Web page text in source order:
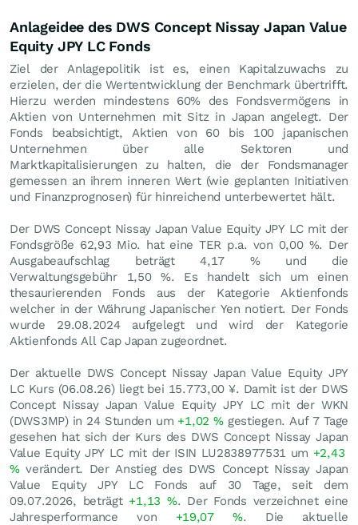
Anlageidee des DWS Concept Nissay Japan Value
Equity JPY LC Fonds
Ziel der Anlagepolitik ist es, einen Kapitalzuwachs zu
erzielen, der die Wertentwicklung der Benchmark übertrifft.
Hierzu werden mindestens 60% des Fondsvermögens in
Aktien von Unternehmen mit Sitz in Japan angelegt. Der
Fonds beabsichtigt, Aktien von 60 bis 100 japanischen
Unternehmen über alle Sektoren und
Marktkapitalisierungen zu halten, die der Fondsmanager
gemessen an ihrem inneren Wert (wie geplanten Initiativen
und Finanzprognosen) für hinreichend unterbewertet hält.
Der DWS Concept Nissay Japan Value Equity JPY LC mit der
Fondsgröße 62,93 Mio. hat eine TER p.a. von 0,00 %. Der
Ausgabeaufschlag beträgt 4,17 % und die
Verwaltungsgebühr 1,50 %. Es handelt sich um einen
thesaurierenden Fonds aus der Kategorie Aktienfonds
welcher in der Währung Japanischer Yen notiert. Der Fonds
wurde 29.08.2024 aufgelegt und wird der Kategorie
Aktienfonds All Cap Japan zugeordnet.
Der aktuelle DWS Concept Nissay Japan Value Equity JPY
LC Kurs (06.08.26) liegt bei 15.773,00 ¥. Damit ist der DWS
Concept Nissay Japan Value Equity JPY LC mit der WKN
(DWS3MP) in 24 Stunden um +1,02%gestiegen. Auf 7 Tage
gesehen hat sich der Kurs des DWS Concept Nissay Japan
Value Equity JPY LC mit der ISIN LU2838977531 um +2,43
%verändert. Der Anstieg des DWS Concept Nissay Japan
Value Equity JPY LC Fonds auf 30 Tage, seit dem
09.07.2026, beträgt +1,13 %. Der Fonds verzeichnet eine
Jahresperformance von +19,07%. Die aktuelle